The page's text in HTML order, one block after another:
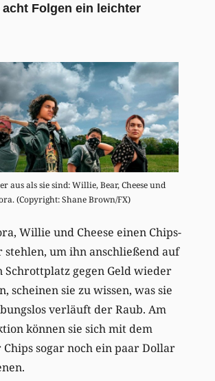
Folgen ein leichter
aus als sie sind: Willie, Bear, Cheese und
(Copyright: Shane Brown/FX)
Willie und Cheese einen Chips-
um ihn anschließend auf
Schrottplatz gegen Geld wieder
scheinen sie zu wissen, was sie
verläuft der Raub. Am
können sie sich mit dem
sogar noch ein paar Dollar